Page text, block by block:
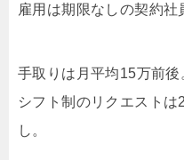
雇用は期限なしの契約社
手取りは月平均15万前後
シフト制のリクエスト
し。